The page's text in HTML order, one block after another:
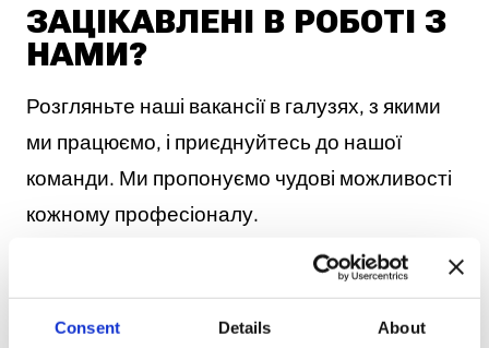
Consent Details About
ЗАЦІКАВЛЕНІ В РОБОТІ З
НАМИ?
Розгляньте наші вакансії в галузях, з якими
ми працюємо, і приєднуйтесь до нашої
команди. Ми пропонуємо чудові можливості
кожному професіоналу.
РОЗГЛЯНУТИ ВАКАНСІЇ